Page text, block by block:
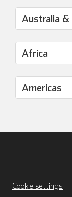
Cookie settings